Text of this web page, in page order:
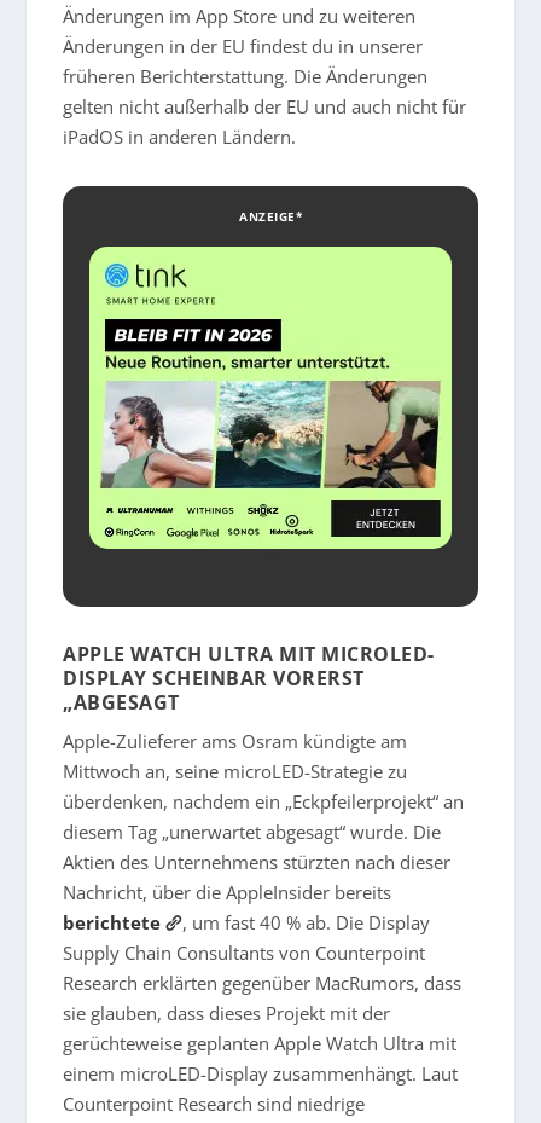
Änderungen im App Store und zu weiteren
Änderungen in der EU findest du in unserer
früheren Berichterstattung. Die Änderungen
gelten nicht außerhalb der EU und auch nicht für
iPadOS in anderen Ländern.
ANZEIGE*
APPLE WATCH ULTRA MIT MICROLED-
DISPLAY SCHEINBAR VORERST
„ABGESAGT
Apple-Zulieferer ams Osram kündigte am
Mittwoch an, seine microLED-Strategie zu
überdenken, nachdem ein „Eckpfeilerprojekt“ an
diesem Tag „unerwartet abgesagt“ wurde. Die
Aktien des Unternehmens stürzten nach dieser
Nachricht, über die AppleInsider bereits
berichtete
, um fast 40 % ab. Die Display
Supply Chain Consultants von Counterpoint
Research erklärten gegenüber MacRumors, dass
sie glauben, dass dieses Projekt mit der
gerüchteweise geplanten Apple Watch Ultra mit
einem microLED-Display zusammenhängt. Laut
Counterpoint Research sind niedrige